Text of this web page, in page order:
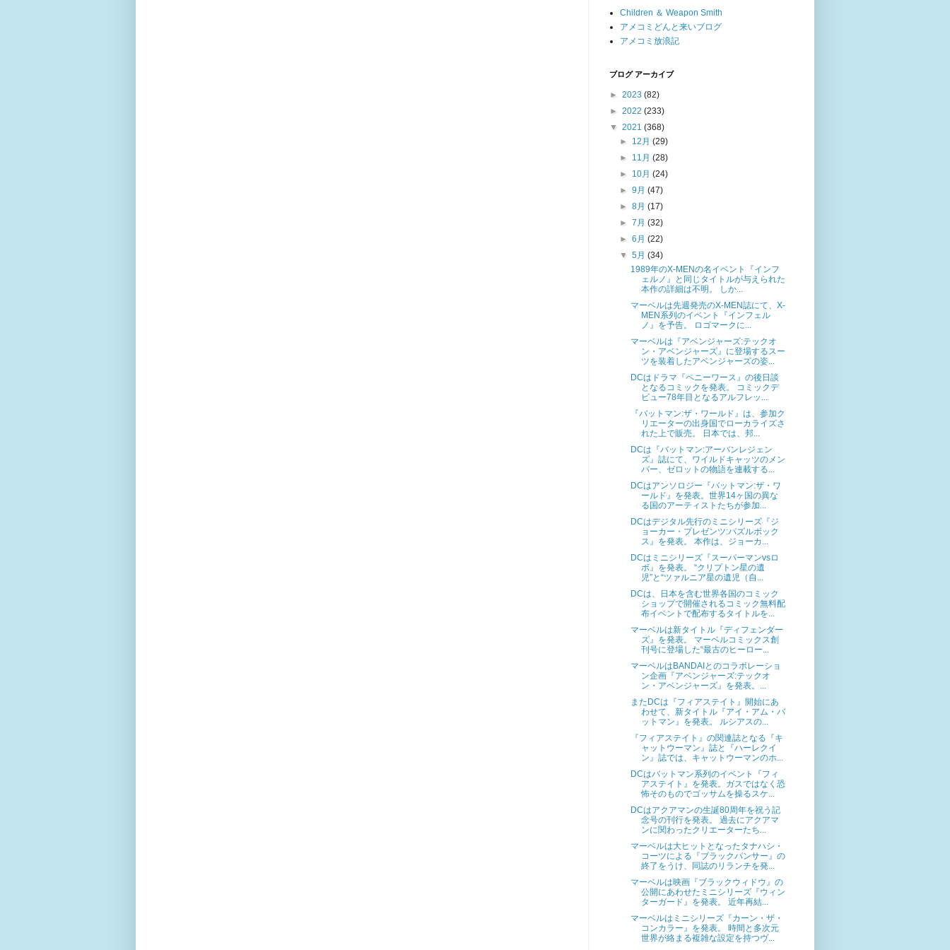
Children ＆ Weapon Smith
アメコミどんと来いブログ
アメコミ放浪記
ブログ アーカイブ
► 2023 (82)
► 2022 (233)
▼ 2021 (368)
► 12月(29)
► 11月(28)
► 10月(24)
►9月(47)
►8月(17)
►7月(32)
►6月(22)
▼5月(34)
1989年のX-MENの名イベント『インフ
ェルノ』と同じタイトルが与えられた
本作の詳細は不明。 しか...
マーベルは先週発売のX-MEN誌にて、X-
MEN系列のイベント『インフェル
ノ』を予告。 ロゴマークに...
マーベルは『アベンジャーズ:テックオ
ン・アベンジャーズ』に登場するスー
ツを装着したアベンジャーズの姿...
DCはドラマ『ペニーワース』の後日談
となるコミックを発表。 コミックデ
ビュー78年目となるアルフレッ...
『バットマン:ザ・ワールド』は、参加ク
リエーターの出身国でローカライズさ
れた上で販売。 日本では、邦...
DCは『バットマン:アーバンレジェン
ズ』誌にて、ワイルドキャッツのメン
バー、ゼロットの物語を連載する...
DCはアンソロジー『バットマン:ザ・ワ
ールド』を発表。世界14ヶ国の異な
る国のアーティストたちが参加...
DCはデジタル先行のミニシリーズ『ジ
ョーカー・プレゼンツ:パズルボック
ス』を発表。 本作は、ジョーカ...
DCはミニシリーズ『スーパーマンvsロ
ボ』を発表。 “クリプトン星の遺
児”と“ツァルニア星の遺児（自...
DCは、日本を含む世界各国のコミック
ショップで開催されるコミック無料配
布イベントで配布するタイトルを...
マーベルは新タイトル『ディフェンダー
ズ』を発表。 マーベルコミックス創
刊号に登場した“最古のヒーロー...
マーベルはBANDAIとのコラボレーショ
ン企画『アベンジャーズ:テックオ
ン・アベンジャーズ』を発表。...
またDCは『フィアステイト』開始にあ
わせて、新タイトル『アイ・アム・バ
ットマン』を発表。 ルシアスの...
『フィアステイト』の関連誌となる『キ
ャットウーマン』誌と『ハーレクイ
ン』誌では、キャットウーマンのホ...
DCはバットマン系列のイベント『フィ
アステイト』を発表。ガスではなく恐
怖そのものでゴッサムを操るスケ...
DCはアクアマンの生誕80周年を祝う記
念号の刊行を発表。 過去にアクアマ
ンに関わったクリエーターたち...
マーベルは大ヒットとなったタナハシ・
コーツによる『ブラックパンサー』の
終了をうけ、同誌のリランチを発...
マーベルは映画『ブラックウィドウ』の
公開にあわせたミニシリーズ『ウィン
ターガード』を発表。 近年再結...
マーベルはミニシリーズ『カーン・ザ・
コンカラー』を発表。 時間と多次元
世界が絡まる複雑な設定を持つヴ...